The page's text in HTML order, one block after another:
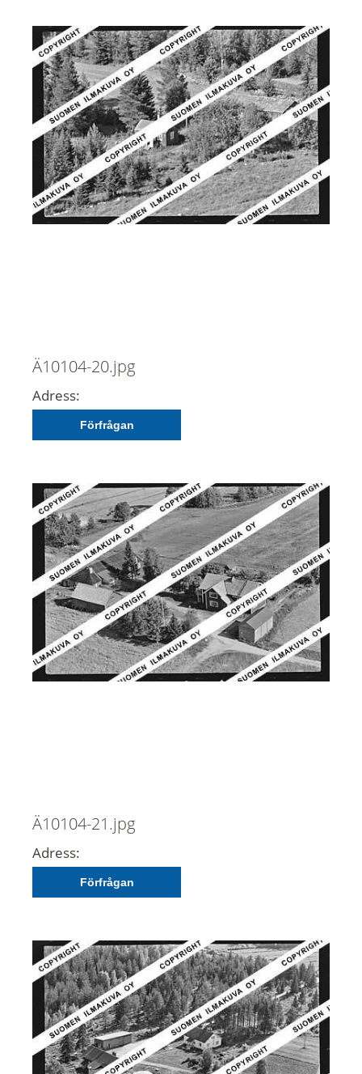
Ä10104-20.jpg
Adress:
Förfrågan
Ä10104-21.jpg
Adress:
Förfrågan